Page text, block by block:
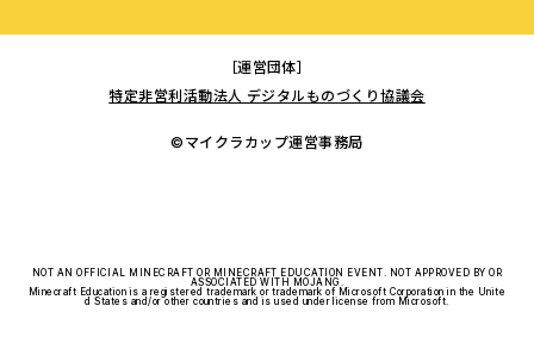
［運営団体］
特定非営利活動法人 デジタルものづくり協議会
©マイクラカップ運営事務局
NOT AN OFFICIAL MINECRAFT OR MINECRAFT EDUCATION EVENT. NOT APPROVED BY OR
ASSOCIATED WITH MOJANG.
Minecraft Education is a registered trademark or trademark of Microsoft Corporation in the Unite
d States and/or other countries and is used under license from Microsoft.